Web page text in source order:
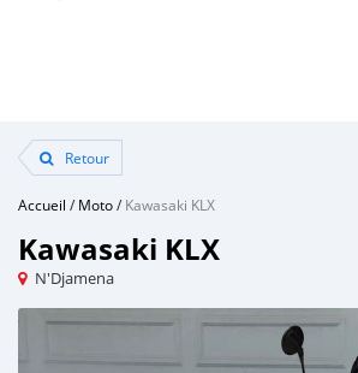
Retour
Accueil /Moto/Kawasaki KLX
Kawasaki KLX
N'Djamena